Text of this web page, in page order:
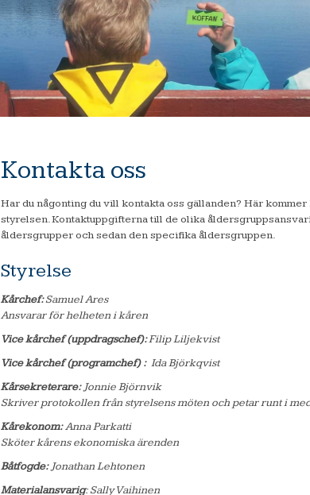
Kontakta oss
Har du någonting du vill kontakta oss gällanden? Här
styrelsen. Kontaktuppgifterna till de olika
åldersgrupper och sedan den specifika åldersgruppen.
Styrelse
Kårchef:Samuel Ares
Ansvarar för helheten i kåren
Vice kårchef (uppdragschef):Filip Liljekvist
Vice kårchef (programchef) :Ida Björkqvist
Kårsekreterare:Jonnie Björnvik
Skriver protokollen från styrelsens möten och petar runt i
Kårekonom:Anna Parkatti
Sköter kårens ekonomiska ärenden
Båtfogde:Jonathan Lehtonen
Materialansvarig: Sally Vaihinen